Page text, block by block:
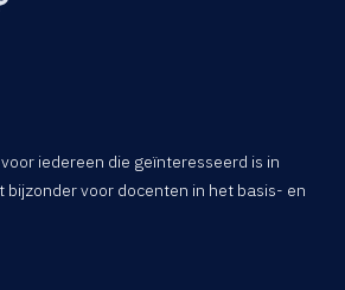
iedereen die geïnteresseerd is in
bijzonder voor docenten in het basis- en